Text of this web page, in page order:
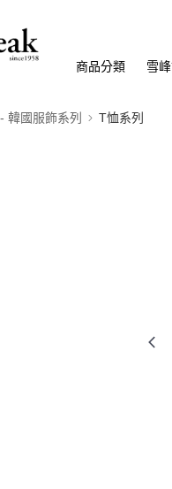
商品分類 雪
韓國服飾系列 T恤系列